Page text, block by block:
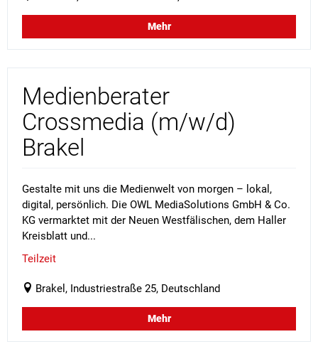
Mehr
Medienberater
Crossmedia (m/w/d)
Brakel
Gestalte mit uns die Medienwelt von morgen – lokal,
digital, persönlich. Die OWL MediaSolutions GmbH & Co.
KG vermarktet mit der Neuen Westfälischen, dem Haller
Kreisblatt und...
Teilzeit
Brakel, Industriestraße 25, Deutschland
Mehr